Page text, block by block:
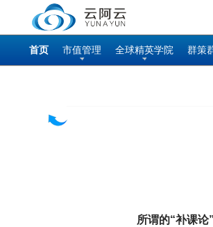
首页 市值管理 全球精英学院 群策
所谓的“补课